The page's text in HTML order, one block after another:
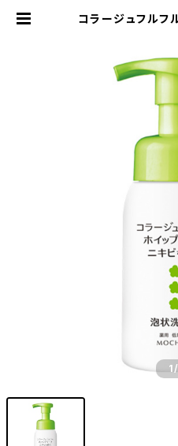
コラージュフル
1